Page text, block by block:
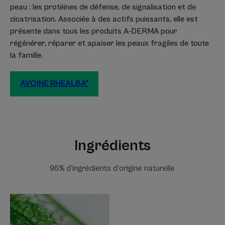
peau : les protéines de défense, de signalisation et de
cicatrisation. Associée à des actifs puissants, elle est
présente dans tous les produits A-DERMA pour
régénérer, réparer et apaiser les peaux fragiles de toute
la famille.
AVOINE RHEALBA®
Ingrédients
96% d’ingrédients d’origine naturelle